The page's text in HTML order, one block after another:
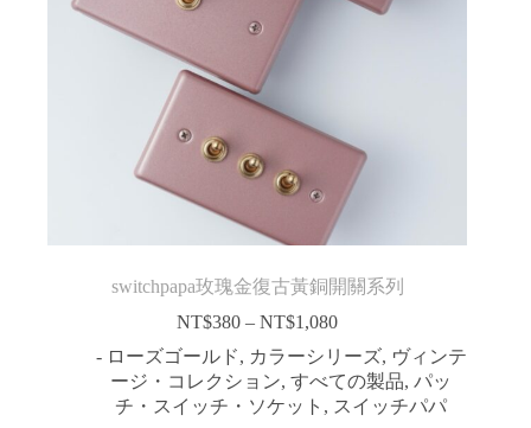
switchpapa玫瑰金復古黃銅開關系列
NT$380 –NT$1,080価
格
帯:
NT$380
–
- ローズゴールド, カラーシリーズ, ヴィンテ
ージ・コレクション,すべての製品,パッ
チ・スイッチ・ソケット , スイッチパパ